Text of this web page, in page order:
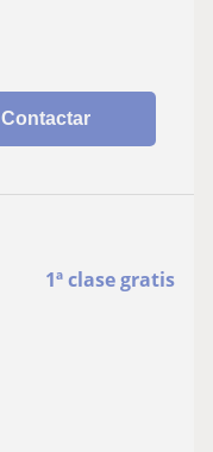
Contactar
1ª clase gratis